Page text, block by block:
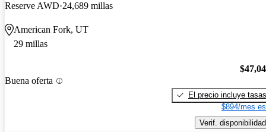
Reserve AWD 24,689 millas
American Fork, UT
29 millas
Buena oferta
El precio incluye tasas
$894/mes
Verif. disponibilidad